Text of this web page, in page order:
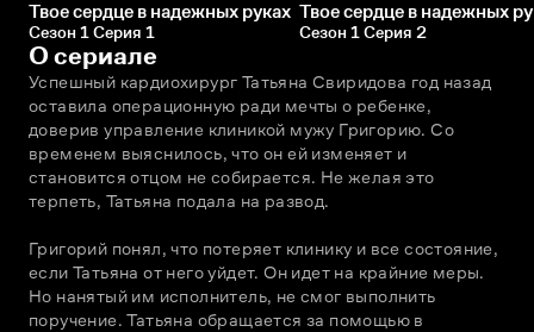
Твое сердце в надежных руках
Сезон 1 Серия 1
Твое сердце в надежных
Сезон 1 Серия 2
О сериале
Успешный кардиохирург Татьяна Свиридова год назад
оставила операционную ради мечты о ребенке,
доверив управление клиникой мужу Григорию. Со
временем выяснилось, что он ей изменяет и
становится отцом не собирается. Не желая это
терпеть, Татьяна подала на развод.
Григорий понял, что потеряет клинику и все состояние,
если Татьяна от него уйдет. Он идет на крайние меры.
Но нанятый им исполнитель, не смог выполнить
поручение. Татьяна обращается за помощью в